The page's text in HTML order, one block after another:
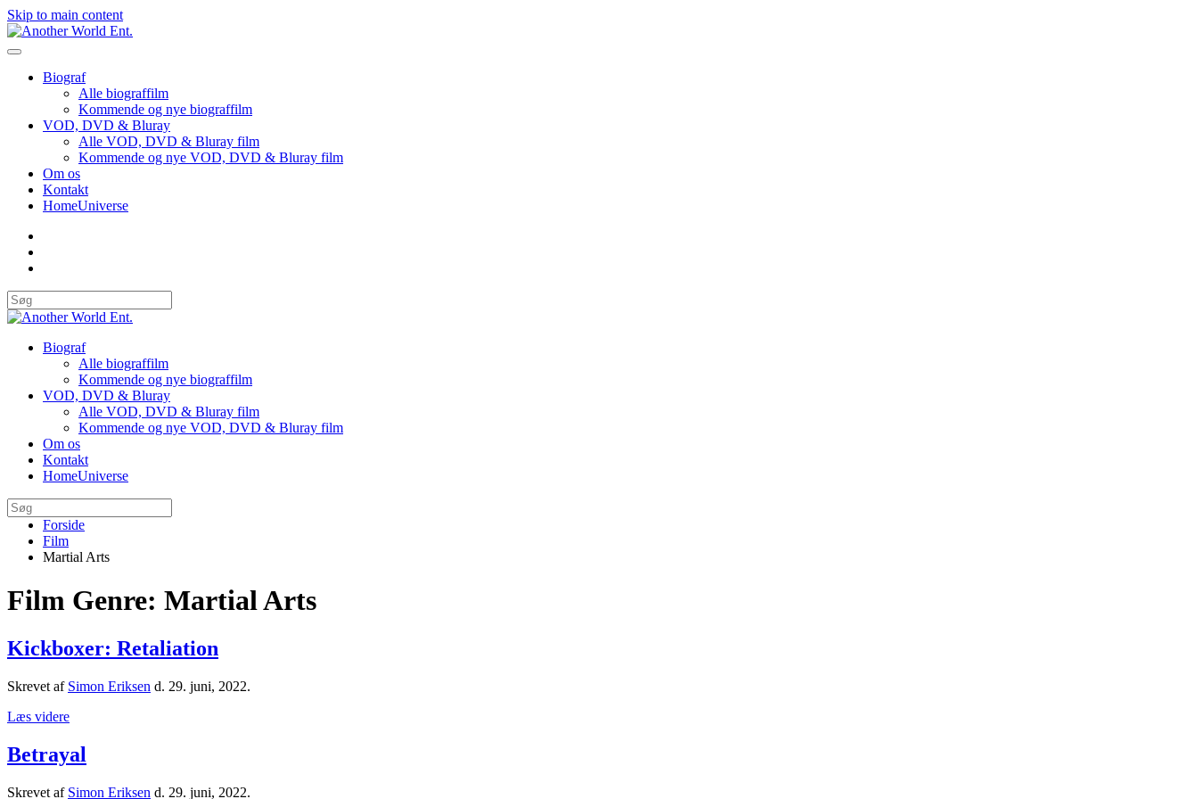
Skip to main content
Biograf
Alle biograffilm
Kommende og nye biograffilm
VOD, DVD & Bluray
Alle VOD, DVD & Bluray film
Kommende og nye VOD, DVD & Bluray film
Om os
Kontakt
HomeUniverse
Biograf
Alle biograffilm
Kommende og nye biograffilm
VOD, DVD & Bluray
Alle VOD, DVD & Bluray film
Kommende og nye VOD, DVD & Bluray film
Om os
Kontakt
HomeUniverse
Forside
Film
Martial Arts
Film Genre: Martial Arts
Kickboxer: Retaliation
Skrevet af Simon Eriksen d. 29. juni, 2022.
Læs videre
Betrayal
Skrevet af Simon Eriksen d. 29. juni, 2022.